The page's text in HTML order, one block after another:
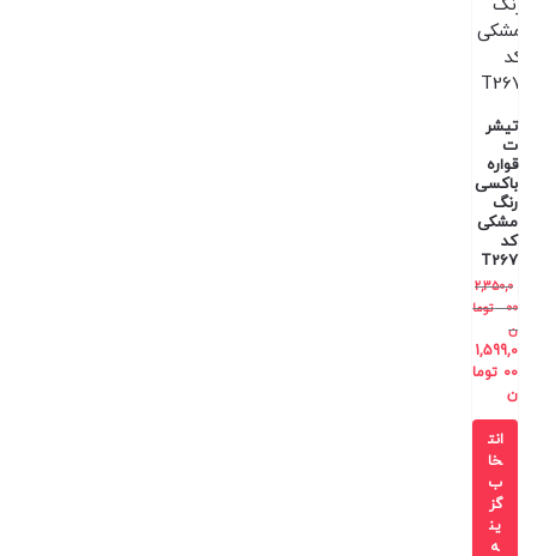
تیشر
ت
قواره
باکسی
رنگ
مشکی
کد
T267
2,350,0
00
توما
ن
1,599,0
00 توما
ن
انت
خا
ب
گز
ین
ه